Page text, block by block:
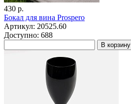
430 р.
Бокал для вина Prospero
Артикул: 20525.60
Доступно: 688
В корзину